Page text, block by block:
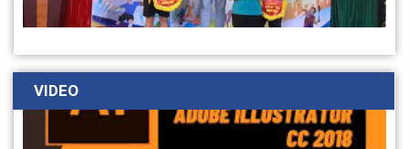
Hình ảnh Trung tâm Chăm sóc và PHCN người tâm
thần số 2 Hà Nội tích cực tham gia Hội thao của
Ngành nhân kỷ niệm 79 năm Ngày Truyền thống
ngành Lao động – Thương binh và Xã hội (28/8/1945
– 28/8/2024)
VIDEO